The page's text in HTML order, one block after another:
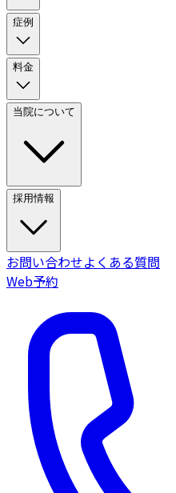
症例
料金
当院について
採用情報
お問い合わせよくある質問
Web予約